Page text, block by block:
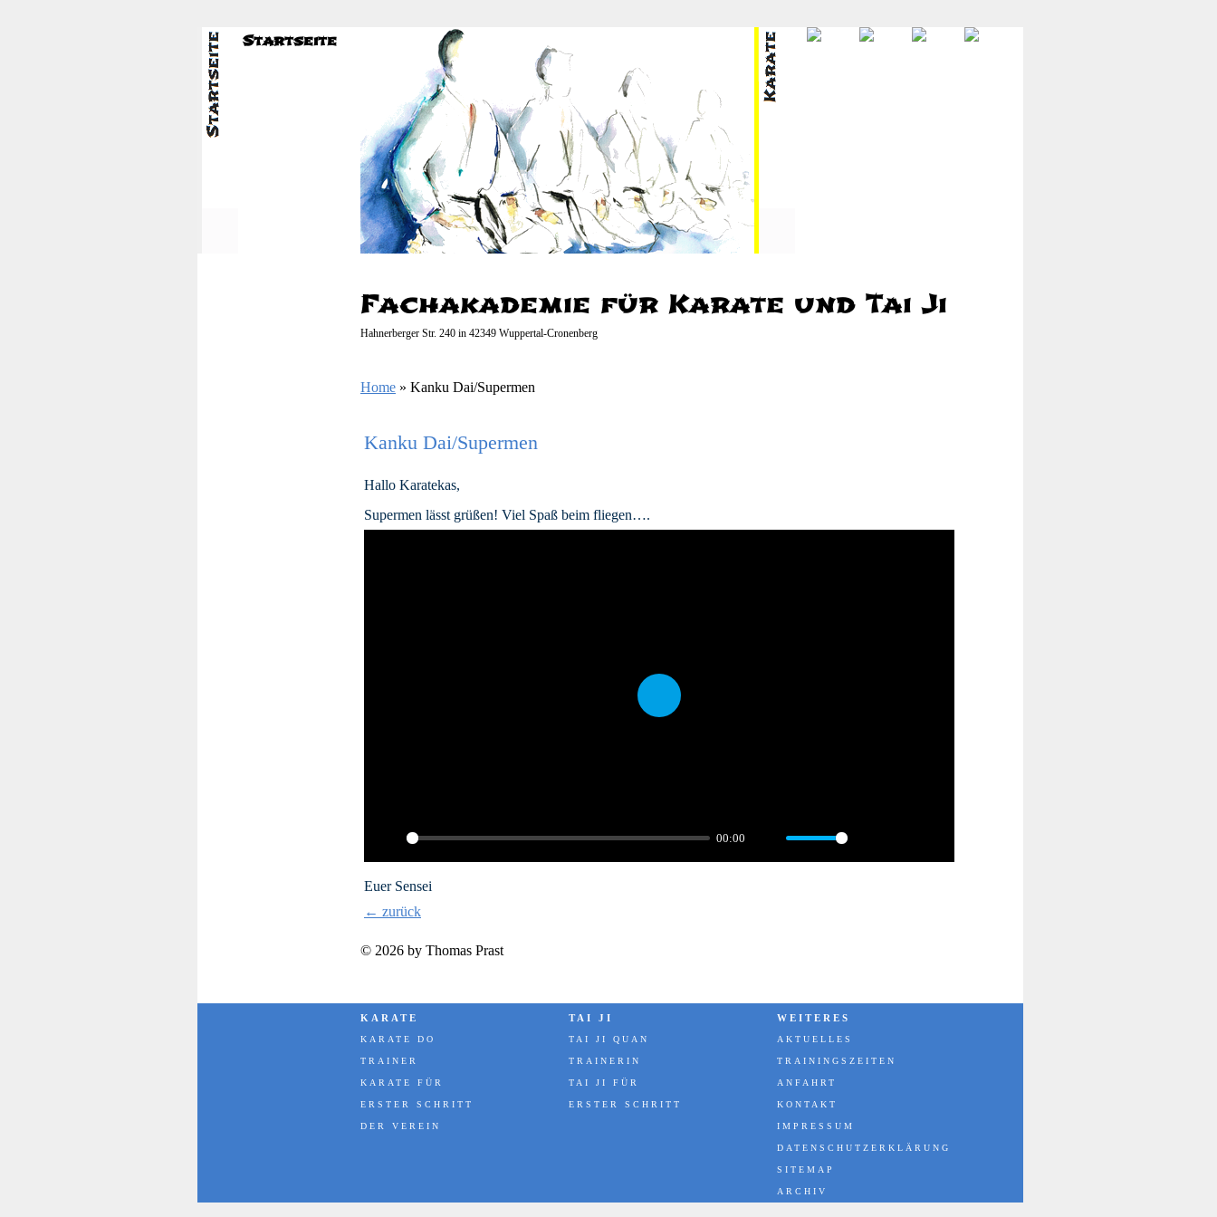
Startseite
Fachakademie für Karate und Tai Ji
Hahnerberger Str. 240 in 42349 Wuppertal-Cronenberg
Home » Kanku Dai/Supermen
Kanku Dai/Supermen
Hallo Karatekas,
Supermen lässt grüßen! Viel Spaß beim fliegen….
Play
00:00
Mute Settings
PIP
Enter
Play
Euer Sensei
← zurück
© 2026 by Thomas Prast
KARATE
KARATE DO
TRAINER
KARATE FÜR
ERSTER SCHRITT
DER VEREIN
TAI JI
TAI JI QUAN
TRAINERIN
TAI JI FÜR
ERSTER SCHRITT
WEITERES
AKTUELLES
TRAININGSZEITEN
ANFAHRT
KONTAKT
IMPRESSUM
DATENSCHUTZERKLÄRUNG
SITEMAP
ARCHIV